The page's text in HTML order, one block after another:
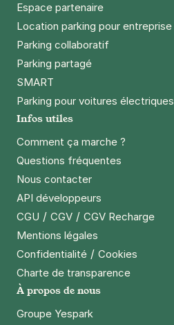
Espace partenaire
Location parking pour entreprise
Parking collaboratif
Parking partagé
SMART
Parking pour voitures électriques
Infos utiles
Comment ça marche ?
Questions fréquentes
Nous contacter
API développeurs
CGU / CGV / CGV Recharge
Mentions légales
Confidentialité / Cookies
Charte de transparence
À propos de nous
Groupe Yespark